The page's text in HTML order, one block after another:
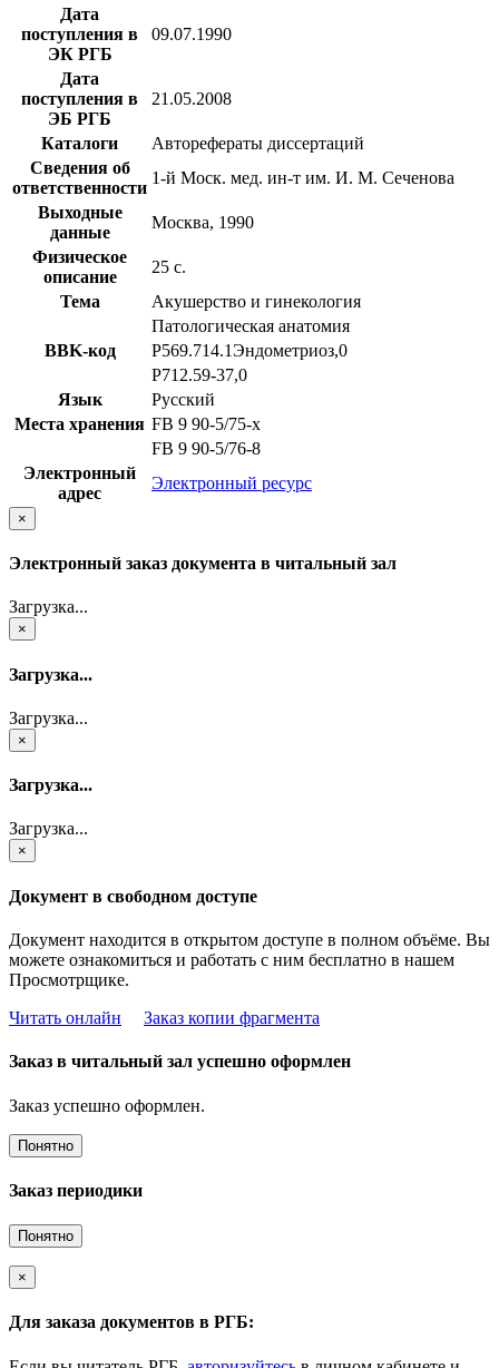
Дата
поступления в
ЭК РГБ
09.07.1990
Дата
поступления в
ЭБ РГБ
21.05.2008
Каталоги
Авторефераты диссертаций
Сведения об
ответственности
1-й Моск. мед. ин-т им. И. М. Сеченова
Выходные
данные
Москва, 1990
Физическое
описание
25 с.
Тема
Акушерство и гинекология
Патологическая анатомия
BBK-код
Р569.714.1Эндометриоз,0
Р712.59-37,0
Язык
Русский
Места хранения FB 9 90-5/75-x
FB 9 90-5/76-8
Электронный
адрес
Электронный ресурс
×
Электронный заказ документа в читальный зал
Загрузка...
×
Загрузка...
Загрузка...
×
Загрузка...
Загрузка...
×
Документ в свободном доступе
Документ находится в открытом доступе в полном объёме. Вы
можете ознакомиться и работать с ним бесплатно в нашем
Просмотрщике.
Читать онлайн
Заказ копии фрагмента
Заказ в читальный зал успешно оформлен
Заказ успешно оформлен.
Понятно
Заказ периодики
Понятно
×
Для заказа документов в РГБ: